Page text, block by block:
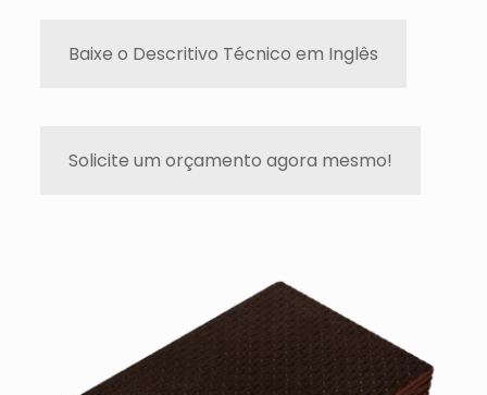
Baixe o Descritivo Técnico em Inglês
Solicite um orçamento agora mesmo!